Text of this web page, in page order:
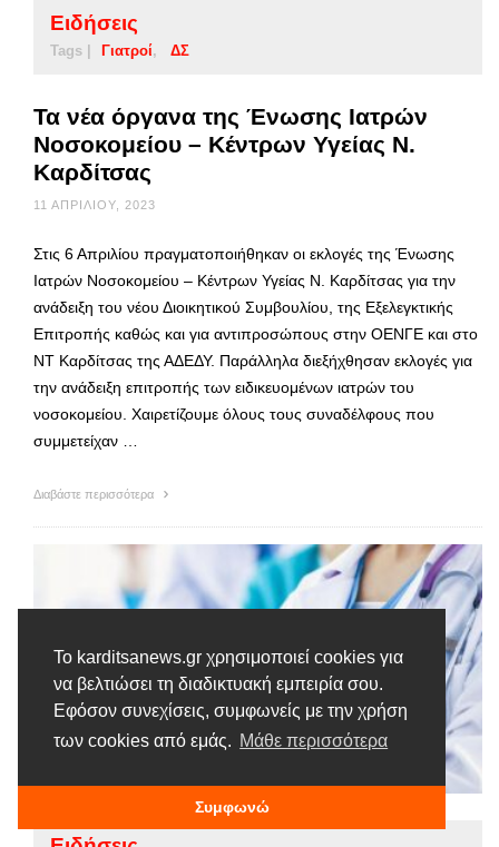
Το karditsanews.gr χρησιμοποιεί cookies για
να βελτιώσει τη διαδικτυακή εμπειρία σου.
Εφόσον συνεχίσεις, συμφωνείς με την χρήση
των cookies από εμάς. Μάθε περισσότερα
Συμφωνώ
Ειδήσεις
Tags | Γιατροί ΔΣ
Τα νέα όργανα της Ένωσης Ιατρών
Νοσοκομείου – Κέντρων Υγείας Ν.
Καρδίτσας
11 ΑΠΡΙΛΊΟΥ, 2023
Στις 6 Απριλίου πραγματοποιήθηκαν οι εκλογές της Ένωσης
Ιατρών Νοσοκομείου – Κέντρων Υγείας Ν. Καρδίτσας για την
ανάδειξη του νέου Διοικητικού Συμβουλίου, της Εξελεγκτικής
Επιτροπής καθώς και για αντιπροσώπους στην ΟΕΝΓΕ και στο
ΝΤ Καρδίτσας της ΑΔΕΔΥ. Παράλληλα διεξήχθησαν εκλογές για
την ανάδειξη επιτροπής των ειδικευομένων ιατρών του
νοσοκομείου. Χαιρετίζουμε όλους τους συναδέλφους που
συμμετείχαν …
Διαβάστε περισσότερα